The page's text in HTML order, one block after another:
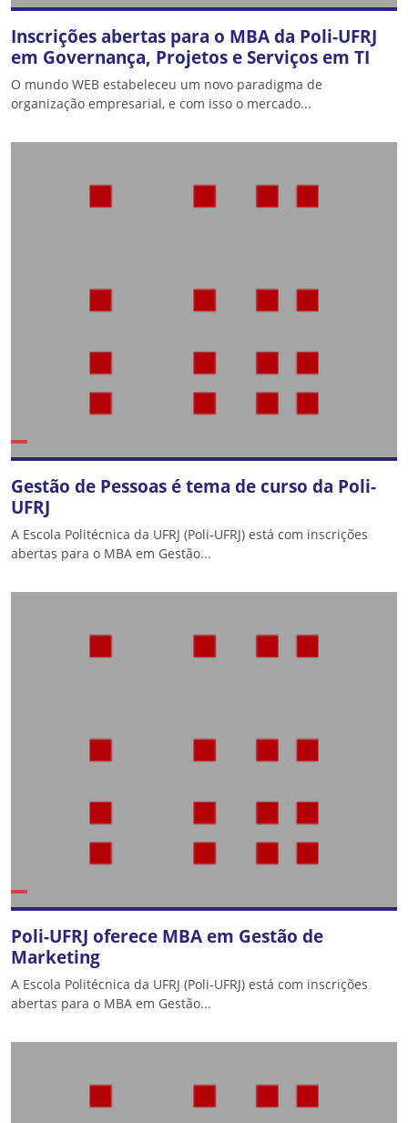
Inscrições abertas para o MBA da Poli-UFRJ
em Governança, Projetos e Serviços em TI
O mundo WEB estabeleceu um novo paradigma de
organização empresarial, e com isso o mercado...
Gestão de Pessoas é tema de curso da Poli-
UFRJ
A Escola Politécnica da UFRJ (Poli-UFRJ) está com inscrições
abertas para o MBA em Gestão...
Poli-UFRJ oferece MBA em Gestão de
Marketing
A Escola Politécnica da UFRJ (Poli-UFRJ) está com inscrições
abertas para o MBA em Gestão...